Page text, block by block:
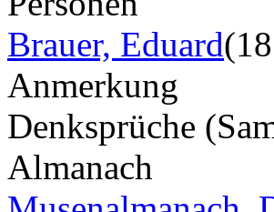
Brauer, Eduard
Anmerkung
Denksprüche
Almanach